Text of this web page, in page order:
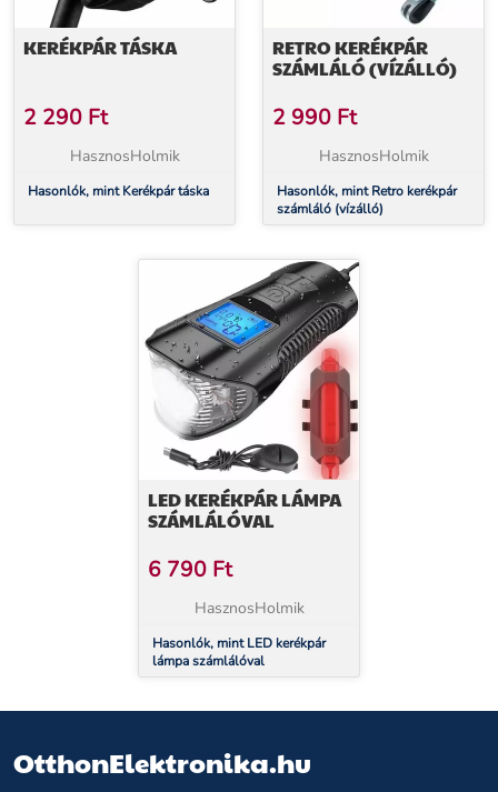
KERÉKPÁR TÁSKA
2 290 Ft
HasznosHolmik
Hasonlók, mint Kerékpár táska
RETRO KERÉKPÁR
SZÁMLÁLÓ (VÍZÁLLÓ)
2 990 Ft
HasznosHolmik
Hasonlók, mint Retro kerékpár
számláló (vízálló)
LED KERÉKPÁR LÁMPA
SZÁMLÁLÓVAL
6 790 Ft
HasznosHolmik
Hasonlók, mint LED kerékpár
lámpa számlálóval
OtthonElektronika.hu